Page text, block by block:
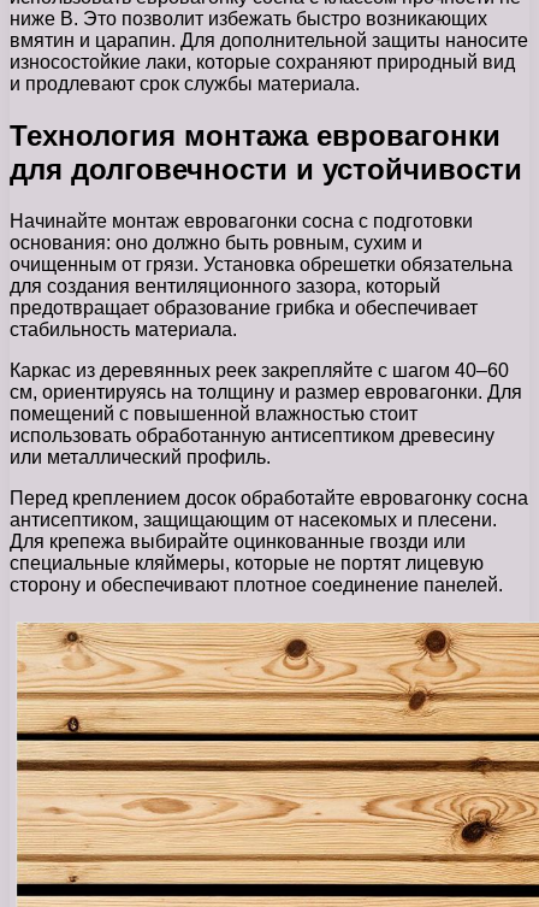
ниже В. Это позволит избежать быстро возникающих
вмятин и царапин. Для дополнительной защиты наносите
износостойкие лаки, которые сохраняют природный вид
и продлевают срок службы материала.
Технология монтажа евровагонки
для долговечности и устойчивости
Начинайте монтаж евровагонки сосна с подготовки
основания: оно должно быть ровным, сухим и
очищенным от грязи. Установка обрешетки обязательна
для создания вентиляционного зазора, который
предотвращает образование грибка и обеспечивает
стабильность материала.
Каркас из деревянных реек закрепляйте с шагом 40–60
см, ориентируясь на толщину и размер евровагонки. Для
помещений с повышенной влажностью стоит
использовать обработанную антисептиком древесину
или металлический профиль.
Перед креплением досок обработайте евровагонку сосна
антисептиком, защищающим от насекомых и плесени.
Для крепежа выбирайте оцинкованные гвозди или
специальные кляймеры, которые не портят лицевую
сторону и обеспечивают плотное соединение панелей.